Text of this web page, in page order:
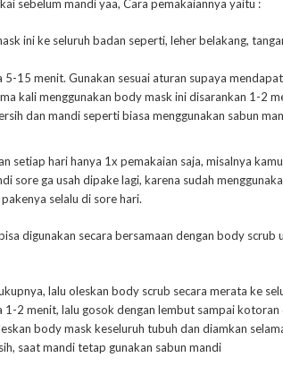
sebelum mandi yaa, Cara pemakaiannya yaitu :
ini ke seluruh badan seperti, leher belakang,
5-15 menit. Gunakan sesuai aturan supaya
kali menggunakan body mask ini disarankan 1-2
dan mandi seperti biasa menggunakan sabun
setiap hari hanya 1x pemakaian saja, misalnya
sore ga usah dipake lagi, karena sudah
selalu di sore hari.
digunakan secara bersamaan dengan body scrub
lalu oleskan body scrub secara merata ke
1-2 menit, lalu gosok dengan lembut sampai
body mask keseluruh tubuh dan diamkan
saat mandi tetap gunakan sabun mandi